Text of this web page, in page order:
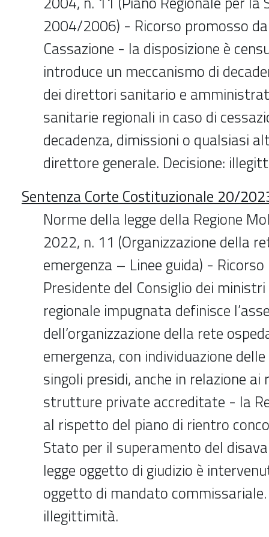
2004/2006) - Ricorso promosso
Cassazione - la disposizione è
introduce un meccanismo di
dei direttori sanitario e
sanitarie regionali in caso di
decadenza, dimissioni o qualsiasi
direttore generale. Decisione:
Sentenza Corte Costituzionale 20/
Norme della legge della Regione
2022, n. 11 (Organizzazione della
emergenza – Linee guida) -
Presidente del Consiglio dei
regionale impugnata definisce
dell’organizzazione della rete
emergenza, con individuazione
singoli presidi, anche in relazione
strutture private accreditate - la
al rispetto del piano di rientro
Stato per il superamento del
legge oggetto di giudizio è
oggetto di mandato commissariale.
illegittimità.